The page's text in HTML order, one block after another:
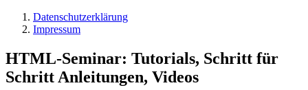
Datenschutzerklärung
Impressum
HTML-Seminar: Tutorials, Schritt für
Schritt Anleitungen, Videos